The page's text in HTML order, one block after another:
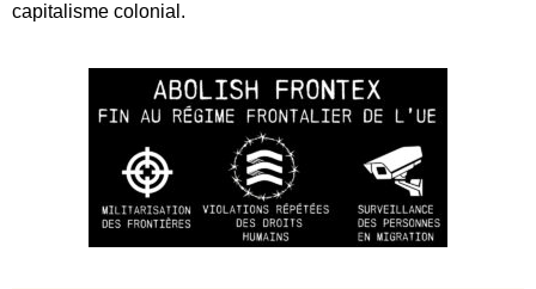
capitalisme colonial.